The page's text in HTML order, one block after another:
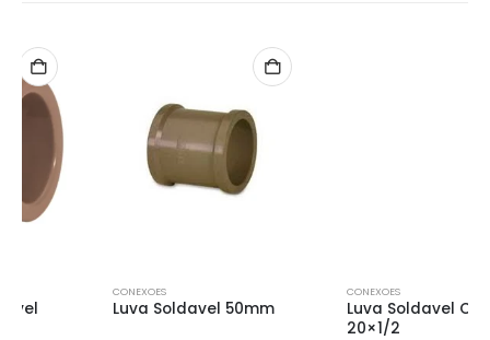
Luva Soldavel 50mm
Luva Soldavel C/rosca